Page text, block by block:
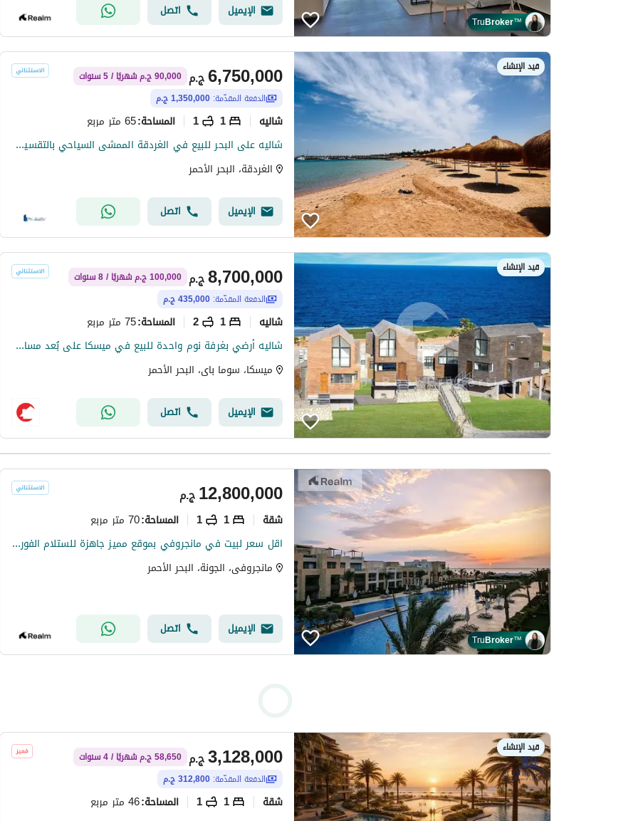
TruBroker™
الإيميل اتصل
قيد الإنشاء
ج.م6,750,000
90,000 ج.م شهريًا / 5 سنوات
الدفعة المقدّمة: 1,350,000 ج.م
شاليه 1
1 المساحة:65 متر مربع
شاليه على البحر للبيع في الغردقة الممشى السياحي بالتقسيط على خمس سنوات
الغردقة، البحر الأحمر
الإيميل اتصل
قيد الإنشاء
ج.م8,700,000
100,000 ج.م شهريًا / 8 سنوات
الدفعة المقدّمة: 435,000 ج.م
شاليه 1
2 المساحة:75 متر مربع
شاليه أرضي بغرفة نوم واحدة للبيع في ميسكا على بُعد مسافة قصيرة سيرًا على الأقدام من البحر
ميسكا، سوما باى، البحر الأحمر
الإيميل اتصل
TruBroker™
ج.م12,800,000
شقة 1
1 المساحة:70 متر مربع
اقل سعر لبيت في مانجروفي بموقع مميز جاهزة للستلام الفوري بالفرش
مانجروفى، الجونة، البحر الأحمر
الإيميل اتصل
قيد الإنشاء
ج.م3,128,000
58,650 ج.م شهريًا / 4 سنوات
الدفعة المقدّمة: 312,800 ج.م
شقة 1
1 المساحة:46 متر مربع